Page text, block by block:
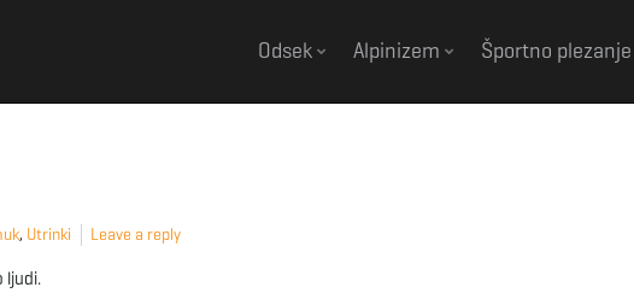
Odsek Alpinizem Športno plezanje
, Utrinki Leave a reply
ljudi.